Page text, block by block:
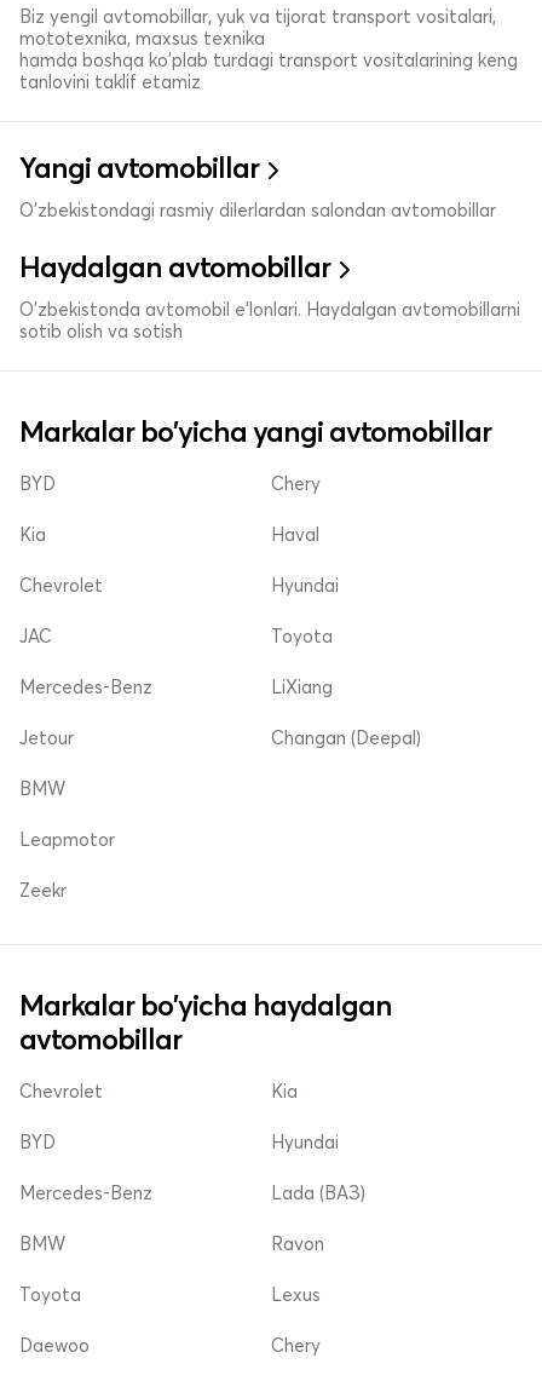
Biz yengil avtomobillar, yuk va tijorat transport vositalari,
mototexnika, maxsus texnika
hamda boshqa ko'plab turdagi transport vositalarining keng
tanlovini taklif etamiz
Yangi avtomobillar
O'zbekistondagi rasmiy dilerlardan salondan avtomobillar
Haydalgan avtomobillar
O'zbekistonda avtomobil e’lonlari. Haydalgan avtomobillarni
sotib olish va sotish
Markalar bo'yicha yangi avtomobillar
BYD
Kia
Chevrolet
Chery
Haval
Hyundai
JAC
Mercedes-Benz
Jetour
Toyota
LiXiang
Changan (Deepal)
BMW
Leapmotor
Zeekr
Markalar bo'yicha haydalgan
avtomobillar
Chevrolet
BYD
Mercedes-Benz
Kia
Hyundai
Lada (ВАЗ)
BMW
Toyota
Daewoo
Ravon
Lexus
Chery